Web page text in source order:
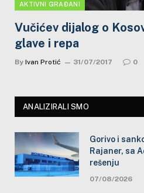
AKTIVNI GRAĐANI
Vučićev dijalog o
glave i repa
By Ivan Protić 31/07/2017 0
ANALIZIRALI SMO
Gorivo i
Rajaner, sa
rešenju
07/08/2026